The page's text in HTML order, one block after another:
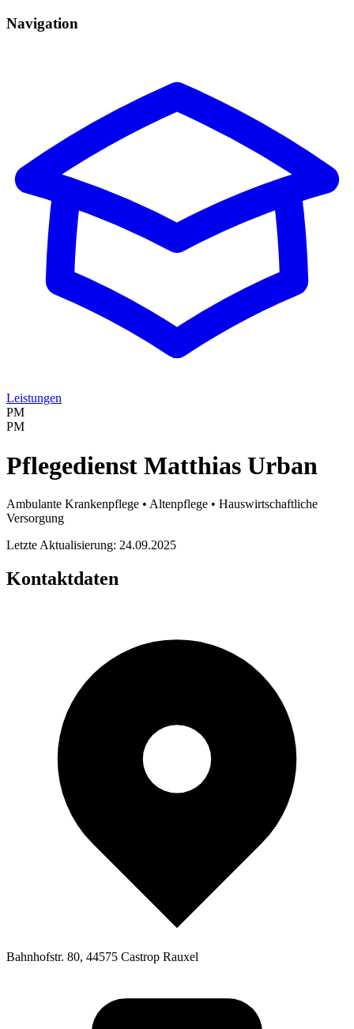
Navigation
Leistungen
PM
PM
Pflegedienst Matthias Urban
Ambulante Krankenpflege • Altenpflege • Hauswirtschaftliche
Versorgung
Letzte Aktualisierung: 24.09.2025
Kontaktdaten
Bahnhofstr. 80, 44575 Castrop Rauxel